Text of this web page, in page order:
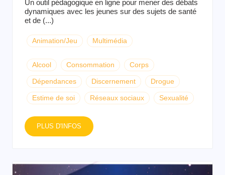
Un outil pédagogique en ligne pour mener des débats
dynamiques avec les jeunes sur des sujets de santé
et de (...)
Animation/Jeu Multimédia
Alcool Consommation Corps
Dépendances Discernement Drogue
Estime de soi Réseaux sociaux Sexualité
PLUS D'INFOS